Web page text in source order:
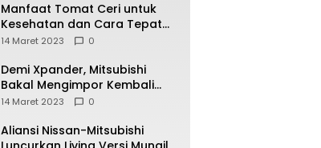
Manfaat Tomat Ceri untuk
Kesehatan dan Cara Tepat
Mengonsumsinya
14 Maret 2023 0
Demi Xpander, Mitsubishi
Bakal Mengimpor Kembali
Pajero Sport
14 Maret 2023 0
Aliansi Nissan-Mitsubishi